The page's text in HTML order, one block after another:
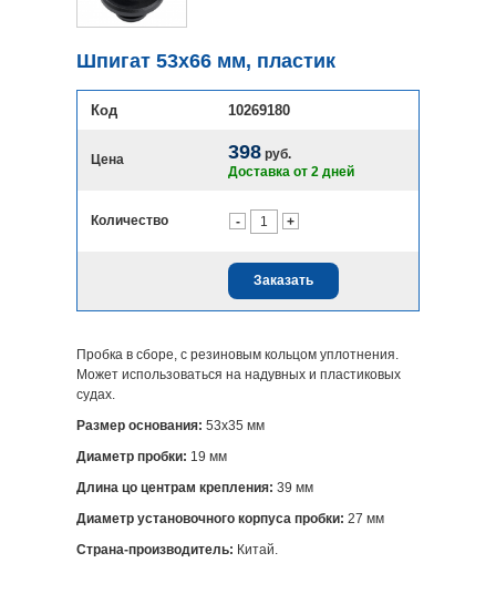
Шпигат 53х66 мм, пластик
Код 10269180
Цена 398 руб.
Доставка от 2 дней
Количество - +
Заказать
Пробка в сборе, с резиновым кольцом уплотнения.
Может использоваться на надувных и пластиковых
судах.
Размер основания: 53х35 мм
Диаметр пробки: 19 мм
Длина цо центрам крепления: 39 мм
Диаметр установочного корпуса пробки: 27 мм
Страна-производитель: Китай.